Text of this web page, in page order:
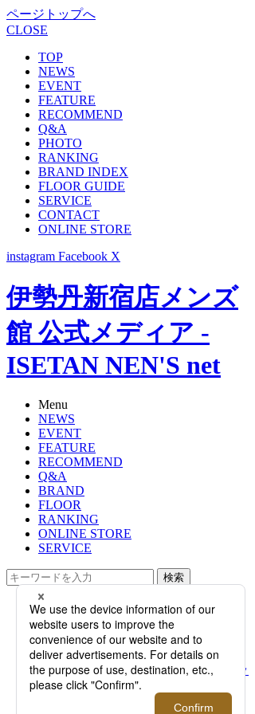
ページトップへ
CLOSE
TOP
NEWS
EVENT
FEATURE
RECOMMEND
Q&A
PHOTO
RANKING
BRAND INDEX
FLOOR GUIDE
SERVICE
CONTACT
ONLINE STORE
instagram Facebook X
伊勢丹新宿店メンズ
館 公式メディア -
ISETAN NEN'S net
Menu
NEWS
EVENT
FEATURE
RECOMMEND
Q&A
BRAND
FLOOR
RANKING
ONLINE STORE
SERVICE
検索
TOP
PHOTO
＜フェラガモ＞伊勢丹新宿店限定バ
ッグ・シューズも登場！「PRE-
FALL24コレクション」のポップアッ
プストアがオープン。